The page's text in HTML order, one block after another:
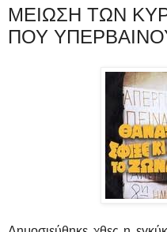
ΜΕΙΩΣΗ ΤΩΝ
ΠΟΥ